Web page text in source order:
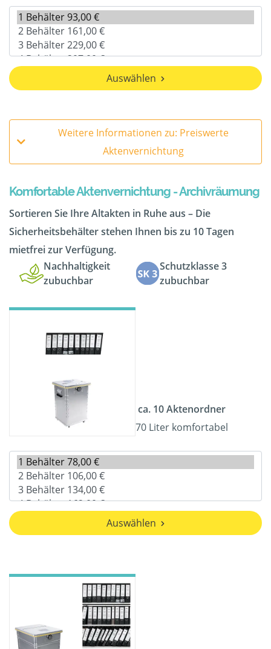
Auswählen
Weitere Informationen zu: Preiswerte
Aktenvernichtung
Komfortable Aktenvernichtung - Archivräumung
Sortieren Sie Ihre Altakten in Ruhe aus – Die
Sicherheitsbehälter stehen Ihnen bis zu 10 Tagen
mietfrei zur Verfügung.
Nachhaltigkeit
zubuchbar
Schutzklasse 3
zubuchbar
ca. 10 Aktenordner
70 Liter komfortabel
Auswählen